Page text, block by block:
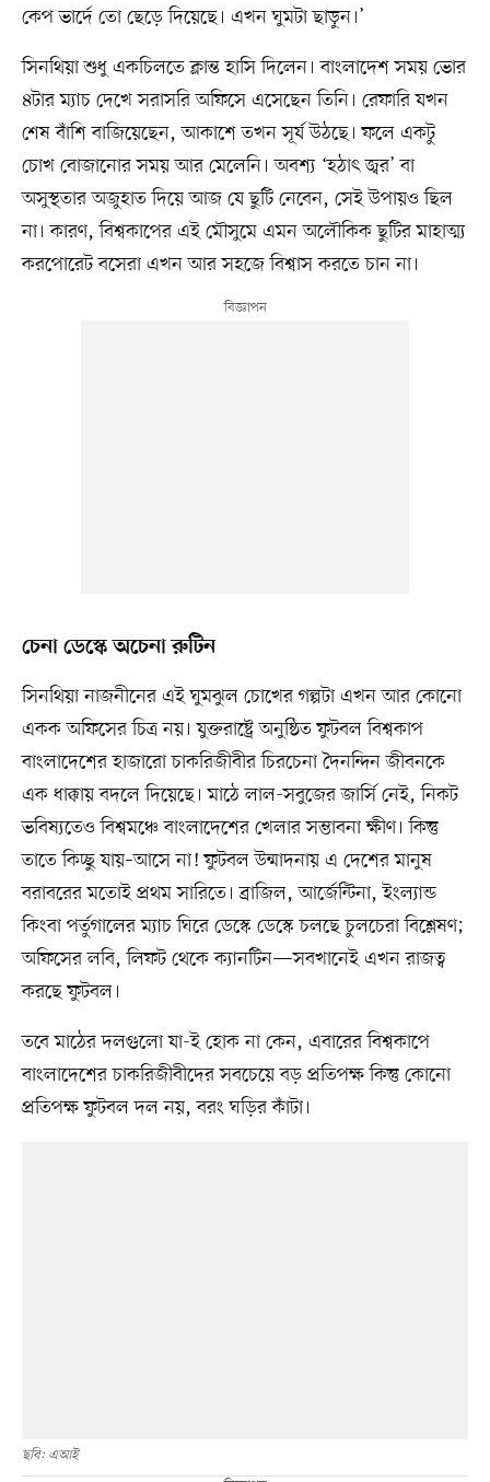
কেপ ভার্দে তো ছেড়ে দিয়েছে। এখন ঘুমটা ছাড়ুন।’
সিনথিয়া শুধু একচিলতে ক্লান্ত হাসি দিলেন। বাংলাদেশ সময় ভোর
৪টার ম্যাচ দেখে সরাসরি অফিসে এসেছেন তিনি। রেফারি যখন
শেষ বাঁশি বাজিয়েছেন, আকাশে তখন সূর্য উঠছে। ফলে একটু
চোখ বোজানোর সময় আর মেলেনি। অবশ্য ‘হঠাৎ জ্বর’ বা
অসুস্থতার অজুহাত দিয়ে আজ যে ছুটি নেবেন, সেই উপায়ও ছিল
না। কারণ, বিশ্বকাপের এই মৌসুমে এমন অলৌকিক ছুটির মাহাত্ম্য
করপোরেট বসেরা এখন আর সহজে বিশ্বাস করতে চান না।
চেনা ডেস্কে অচেনা রুটিন
সিনথিয়া নাজনীনের এই ঘুমঝুল চোখের গল্পটা এখন আর কোনো
একক অফিসের চিত্র নয়। যুক্তরাষ্ট্রে অনুষ্ঠিত ফুটবল বিশ্বকাপ
বাংলাদেশের হাজারো চাকরিজীবীর চিরচেনা দৈনন্দিন জীবনকে
এক ধাক্কায় বদলে দিয়েছে। মাঠে লাল-সবুজের জার্সি নেই, নিকট
ভবিষ্যতেও বিশ্বমঞ্চে বাংলাদেশের খেলার সম্ভাবনা ক্ষীণ। কিন্তু
তাতে কিচ্ছু যায়–আসে না! ফুটবল উন্মাদনায় এ দেশের মানুষ
বরাবরের মতোই প্রথম সারিতে। ব্রাজিল, আর্জেন্টিনা, ইংল্যান্ড
কিংবা পর্তুগালের ম্যাচ ঘিরে ডেস্কে ডেস্কে চলছে চুলচেরা বিশ্লেষণ;
অফিসের লবি, লিফট থেকে ক্যানটিন—সবখানেই এখন রাজত্ব
করছে ফুটবল।
তবে মাঠের দলগুলো যা-ই হোক না কেন, এবারের বিশ্বকাপে
বাংলাদেশের চাকরিজীবীদের সবচেয়ে বড় প্রতিপক্ষ কিন্তু কোনো
প্রতিপক্ষ ফুটবল দল নয়, বরং ঘড়ির কাঁটা।
ছবি: এআই